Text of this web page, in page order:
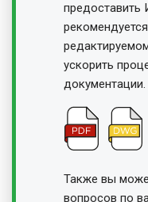
предоставить
ускорить
документации.
Также вы
вопросов по